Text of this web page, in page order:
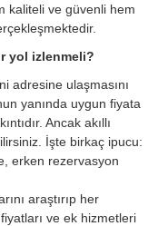
kaliteli ve güvenli hem
yol izlenmeli?
adresine ulaşmasını
yanında uygun fiyata
Ancak akıllı
İşte birkaç ipucu:
erken rezervasyon
araştırıp her
ve ek hizmetleri